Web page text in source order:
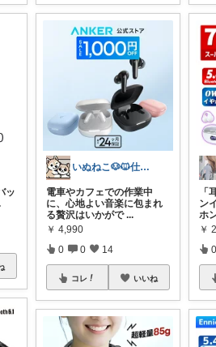
ッ
いぬねこ🐶🐱仕事も暮らしも楽しく☺︎
電車やカフェでの作業中
に、心地よい音楽に包まれ
る贅沢はいかがで ...
￥ 4,990
0 0 14
コレ いいね
「
ン
ホ
￥
0